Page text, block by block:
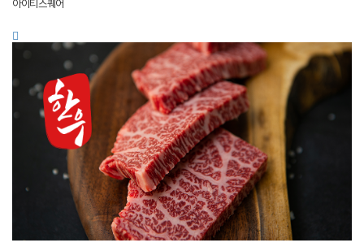
아이티스퀘어